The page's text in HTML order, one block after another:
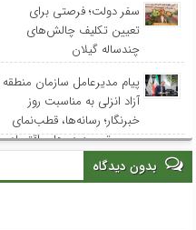
سفر دولت؛ فرصتی برای
تعیین تکلیف چالش‌های
چندساله گیلان
پیام مدیرعامل سازمان منطقه
آزاد انزلی به مناسبت روز
خبرنگار؛ رسانه‌ها، قطب‌نمای
مسیر توسعه در هاب اقتصادی
شمال کشور
بدون دیدگاه